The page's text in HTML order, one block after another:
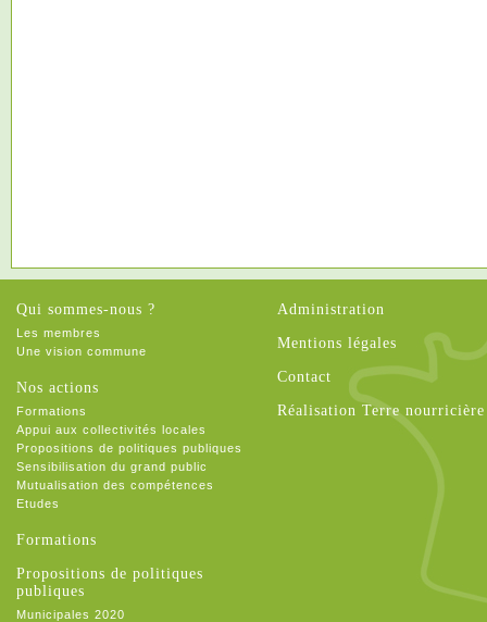
Qui sommes-nous ?
Les membres
Une vision commune
Nos actions
Formations
Appui aux collectivités locales
Propositions de politiques publiques
Sensibilisation du grand public
Mutualisation des compétences
Etudes
Formations
Propositions de politiques
publiques
Municipales 2020
Administration
Mentions légales
Contact
Réalisation Terre nourricière